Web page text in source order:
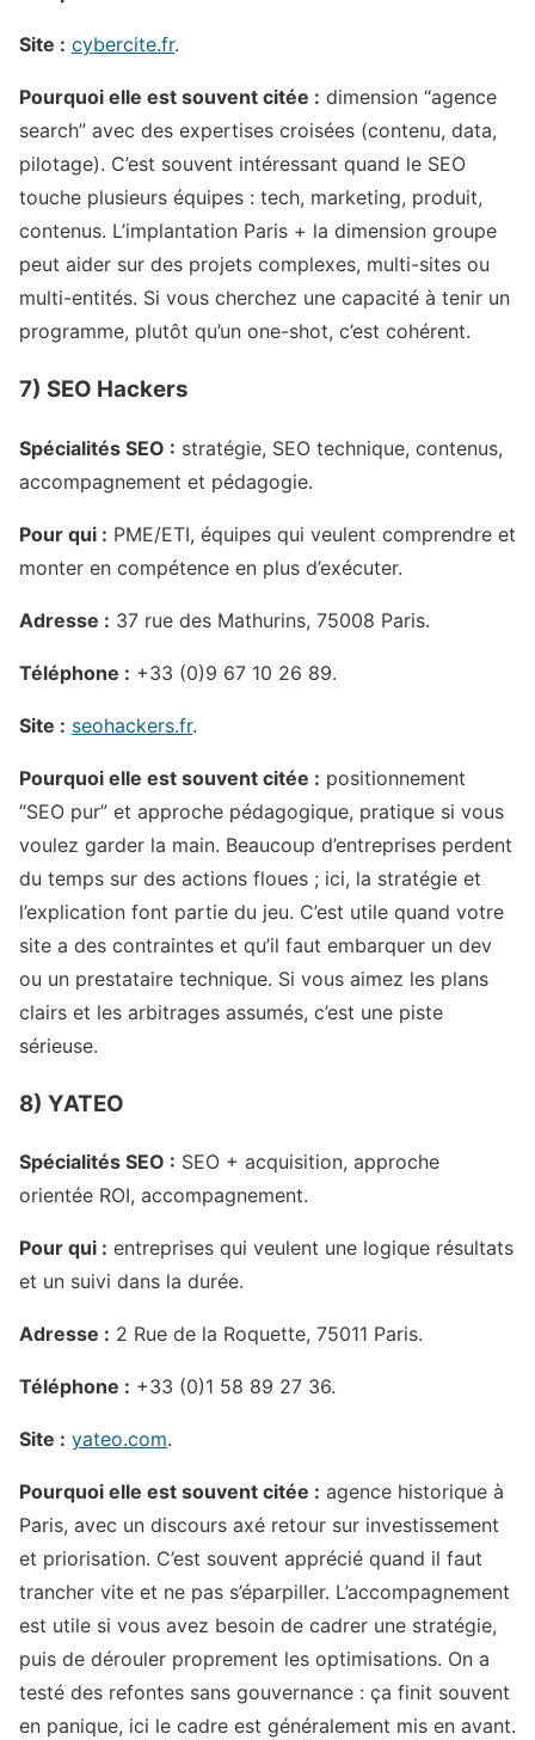
Site : cybercite.fr.
Pourquoi elle est souvent citée : dimension “agence
search” avec des expertises croisées (contenu, data,
pilotage). C’est souvent intéressant quand le SEO
touche plusieurs équipes : tech, marketing, produit,
contenus. L’implantation Paris + la dimension groupe
peut aider sur des projets complexes, multi-sites ou
multi-entités. Si vous cherchez une capacité à tenir un
programme, plutôt qu’un one-shot, c’est cohérent.
7) SEO Hackers
Spécialités SEO : stratégie, SEO technique, contenus,
accompagnement et pédagogie.
Pour qui : PME/ETI, équipes qui veulent comprendre et
monter en compétence en plus d’exécuter.
Adresse : 37 rue des Mathurins, 75008 Paris.
Téléphone : +33 (0)9 67 10 26 89.
Site : seohackers.fr.
Pourquoi elle est souvent citée : positionnement
“SEO pur” et approche pédagogique, pratique si vous
voulez garder la main. Beaucoup d’entreprises perdent
du temps sur des actions floues ; ici, la stratégie et
l’explication font partie du jeu. C’est utile quand votre
site a des contraintes et qu’il faut embarquer un dev
ou un prestataire technique. Si vous aimez les plans
clairs et les arbitrages assumés, c’est une piste
sérieuse.
8) YATEO
Spécialités SEO : SEO + acquisition, approche
orientée ROI, accompagnement.
Pour qui : entreprises qui veulent une logique résultats
et un suivi dans la durée.
Adresse : 2 Rue de la Roquette, 75011 Paris.
Téléphone : +33 (0)1 58 89 27 36.
Site : yateo.com.
Pourquoi elle est souvent citée : agence historique à
Paris, avec un discours axé retour sur investissement
et priorisation. C’est souvent apprécié quand il faut
trancher vite et ne pas s’éparpiller. L’accompagnement
est utile si vous avez besoin de cadrer une stratégie,
puis de dérouler proprement les optimisations. On a
testé des refontes sans gouvernance : ça finit souvent
en panique, ici le cadre est généralement mis en avant.